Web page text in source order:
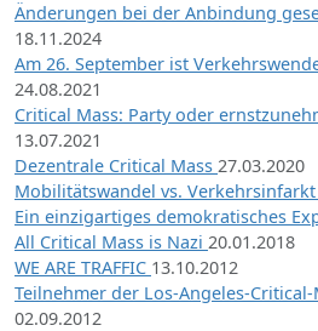
Änderungen bei der Anbindung
18.11.2024
Am 26. September ist
24.08.2021
Critical Mass: Party oder
13.07.2021
Dezentrale Critical Mass 27.03.2020
Mobilitätswandel vs. Verkehrsinfarkt
Ein einzigartiges demokratisches
All Critical Mass is Nazi 20.01.2018
WE ARE TRAFFIC 13.10.2012
Teilnehmer der Los-Angeles-
02.09.2012